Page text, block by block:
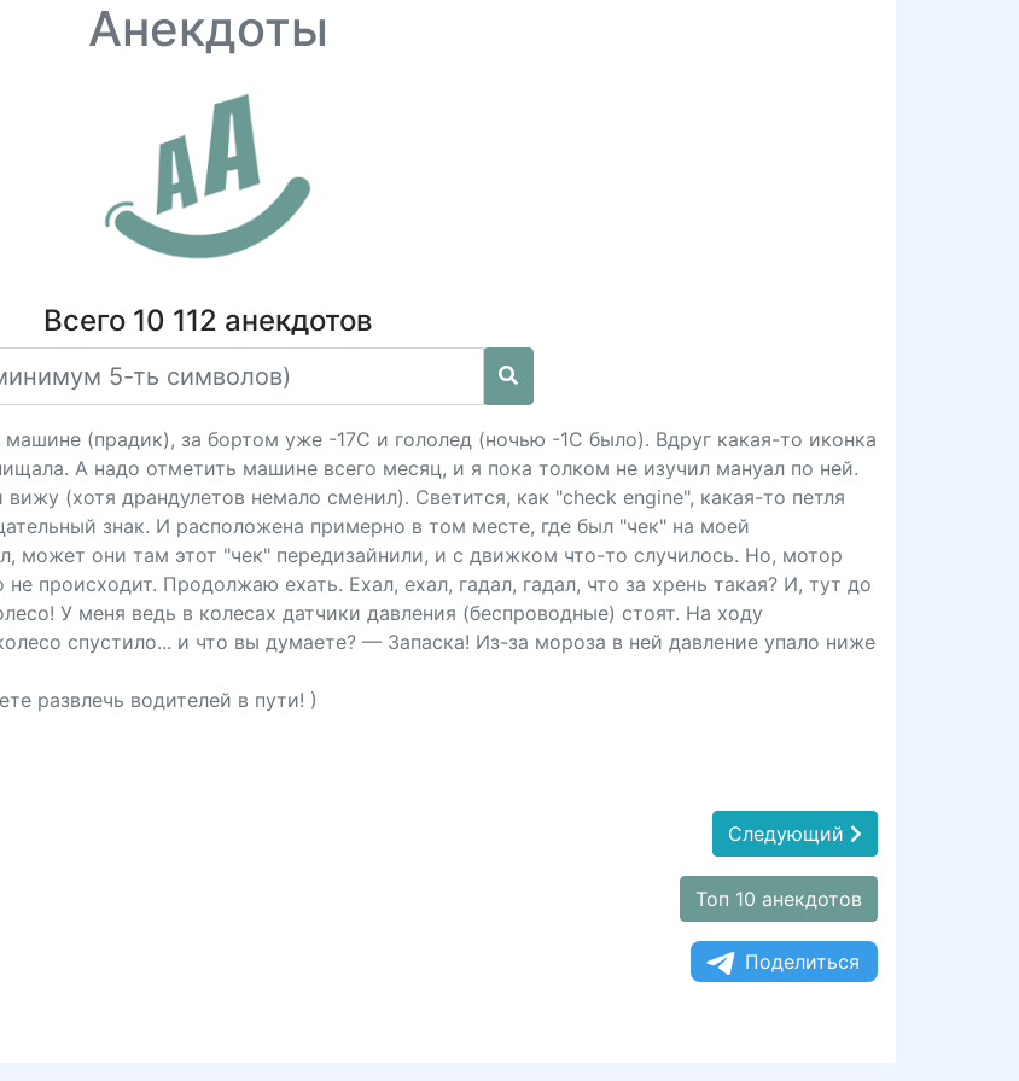
Анекдоты
Всего 10 112 анекдотов
(прадик), за бортом уже -17С и гололед (ночью -1С было). Вдруг какая-то иконка
А надо отметить машине всего месяц, и я пока толком не изучил мануал по ней.
(хотя драндулетов немало сменил). Светится, как "chеck еnginе", какая-то петля
знак. И расположена примерно в том месте, где был "чек" на моей
может они там этот "чек" передизайнили, и с движком что-то случилось. Но, мотор
происходит. Продолжаю ехать. Ехал, ехал, гадал, гадал, что за хрень такая? И, тут до
У меня ведь в колесах датчики давления (беспроводные) стоят. На ходу
спустило... и что вы думаете? — Запаска! Из-за мороза в ней давление упало ниже
развлечь водителей в пути! )
Следующий
Топ 10 анекдотов
Поделиться